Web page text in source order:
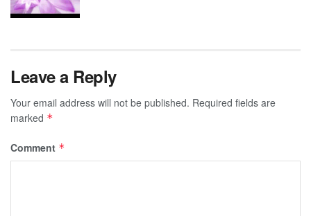
Leave a Reply
Your email address will not be published. Required fields are
marked *
Comment *